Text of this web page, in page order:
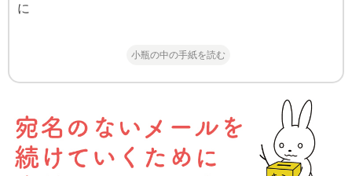
に
小瓶の中の手紙を読む